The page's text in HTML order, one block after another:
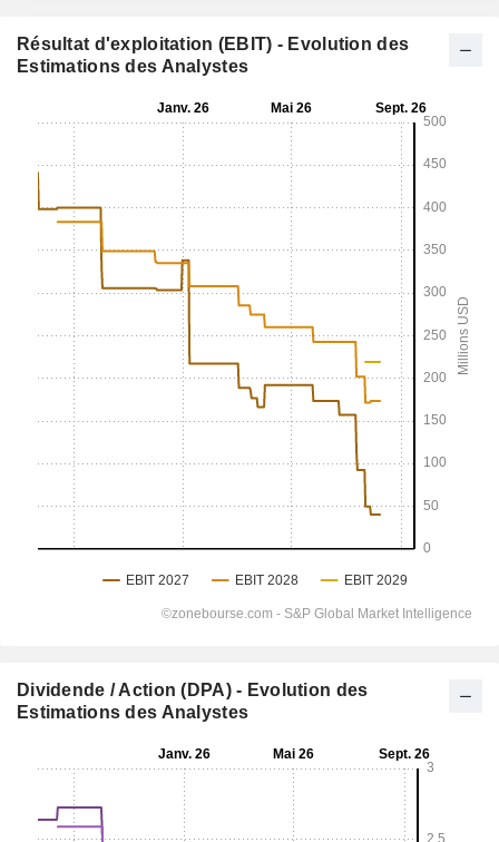
Résultat d'exploitation (EBIT) - Evolution des
Estimations des Analystes
Dividende / Action (DPA) - Evolution des
Estimations des Analystes